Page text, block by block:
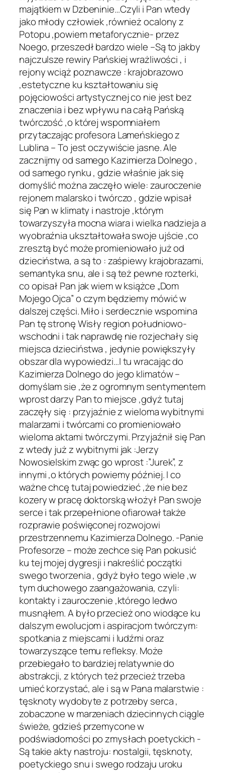
majątkiem w Dzbeninie…Czyli i Pan wtedy
jako młody człowiek ,również ocalony z
Potopu ,powiem metaforycznie- przez
Noego, przeszedł bardzo wiele –Są to jakby
najczulsze rewiry Pańskiej wrażliwości , i
rejony wciąż poznawcze : krajobrazowo
,estetyczne ku kształtowaniu się
pojęciowości artystycznej co nie jest bez
znaczenia i bez wpływu na całą Pańską
twórczość ,o której wspomniałem
przytaczając profesora Lameńskiego z
Lublina – To jest oczywiście jasne. Ale
zacznijmy od samego Kazimierza Dolnego ,
od samego rynku , gdzie właśnie jak się
domyślić można zaczęło wiele: zauroczenie
rejonem malarsko i twórczo , gdzie wpisał
się Pan w klimaty i nastroje ,którym
towarzyszyła mocna wiara i wielka nadzieja a
wyobraźnia ukształtowała swoje ujście ,co
zresztą być może promieniowało już od
dzieciństwa, a są to : zaśpiewy krajobrazami,
semantyka snu, ale i są też pewne rozterki,
co opisał Pan jak wiem w książce „Dom
Mojego Ojca” o czym będziemy mówić w
dalszej części. Miło i serdecznie wspomina
Pan tę stronę Wisły region południowo-
wschodni i tak naprawdę nie rozjechały się
miejsca dzieciństwa , jedynie powiększyły
obszar dla wypowiedzi…I tu wracając do
Kazimierza Dolnego do jego klimatów –
domyślam sie ,że z ogromnym sentymentem
wprost darzy Pan to miejsce ,gdyż tutaj
zaczęły się : przyjaźnie z wieloma wybitnymi
malarzami i twórcami co promieniowało
wieloma aktami twórczymi. Przyjaźnił się Pan
z wtedy już z wybitnymi jak :Jerzy
Nowosielskim zwąc go wprost :”Jurek”, z
innymi ,o których powiemy później. I co
ważne chcę tutaj powiedzieć ,że nie bez
kozery w pracę doktorską włożył Pan swoje
serce i tak przepełnione ofiarował także
rozprawie poświęconej rozwojowi
przestrzennemu Kazimierza Dolnego. -Panie
Profesorze – może zechce się Pan pokusić
ku tej mojej dygresji i nakreślić początki
swego tworzenia , gdyż było tego wiele ,w
tym duchowego zaangażowania, czyli:
kontakty i zauroczenie ,którego ledwo
musnąłem. A było przecież ono wiodące ku
dalszym ewolucjom i aspiracjom twórczym:
spotkania z miejscami i ludźmi oraz
towarzyszące temu refleksy. Może
przebiegało to bardziej relatywnie do
abstrakcji, z których też przecież trzeba
umieć korzystać, ale i są w Pana malarstwie :
tęsknoty wydobyte z potrzeby serca ,
zobaczone w marzeniach dziecinnych ciągle
świeże, gdzieś przemycone w
podświadomości po zmysłach poetyckich -
Są takie akty nastroju: nostalgii, tęsknoty,
poetyckiego snu i swego rodzaju uroku